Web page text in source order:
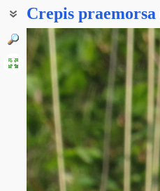
Crepis praemorsa
Скерда обгрызенная